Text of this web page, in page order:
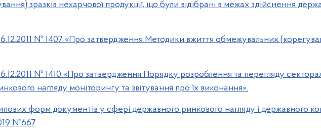
зразків нехарчової продукції, що були відібрані в межах здійснення
№ 1407 «Про затвердження Методики вжиття обмежувальних
№ 1410 «Про затвердження Порядку розроблення та перегляду
нагляду моніторингу та звітування про їх виконання».
форм документів у сфері державного ринкового нагляду і державного
№667